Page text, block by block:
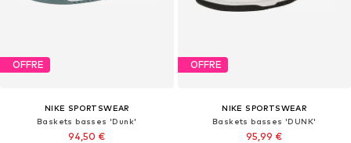
OFFRE
NIKE SPORTSWEAR
Baskets basses 'Dunk'
94,50 €
OFFRE
NIKE SPORTSWEAR
Baskets basses 'DUNK'
95,99 €